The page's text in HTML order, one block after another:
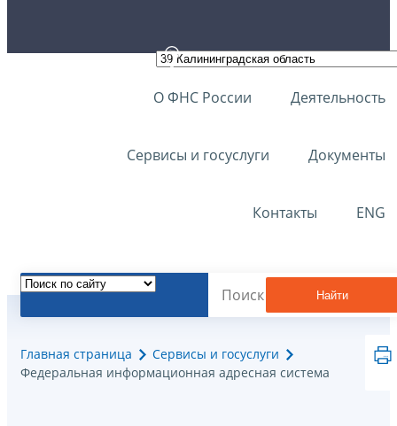
О ФНС России Деятельность
Сервисы и госуслуги Документы
Контакты ENG
Найти
Главная страница
Сервисы и госуслуги
Федеральная информационная адресная система